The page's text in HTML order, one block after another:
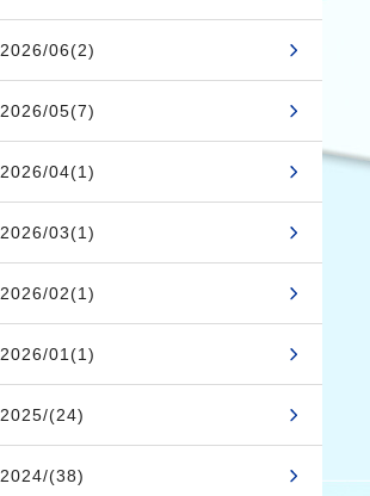
2026/06(2)
2026/05(7)
2026/04(1)
2026/03(1)
2026/02(1)
2026/01(1)
2025/(24)
2024/(38)